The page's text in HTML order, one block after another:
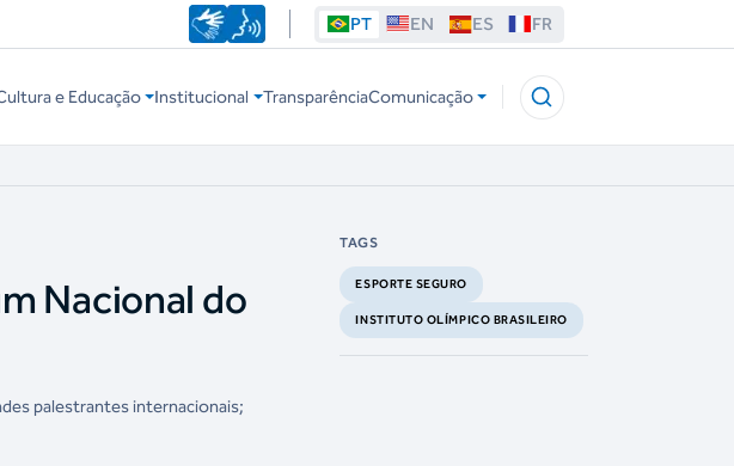
PT EN ES FR
e Educação Institucional TransparênciaComunicação
Nacional do
palestrantes internacionais;
TAGS
ESPORTE SEGURO
INSTITUTO OLÍMPICO BRASILEIRO